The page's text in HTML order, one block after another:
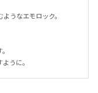
うなエモロック。
うに。